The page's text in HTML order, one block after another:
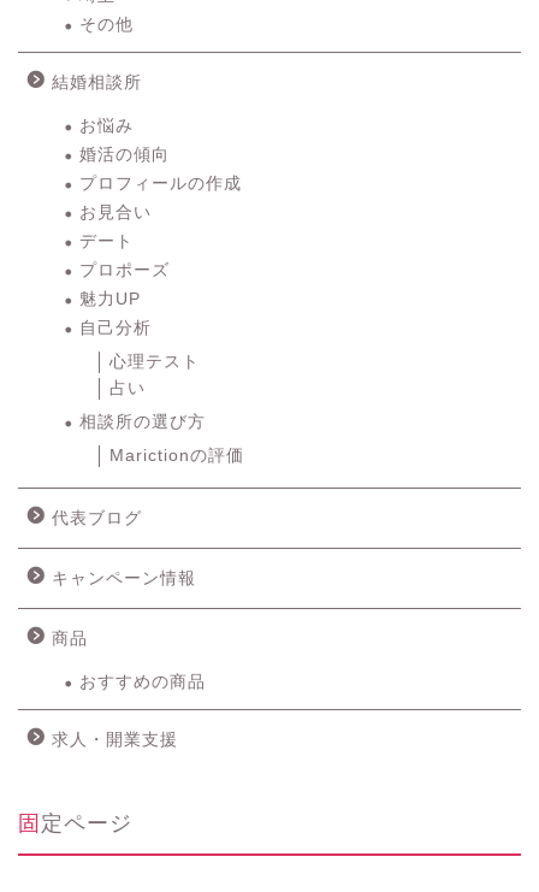
その他
結婚相談所
お悩み
婚活の傾向
プロフィールの作成
お見合い
デート
プロポーズ
魅力UP
自己分析
心理テスト
占い
相談所の選び方
Marictionの評価
代表ブログ
キャンペーン情報
商品
おすすめの商品
求人・開業支援
固定ページ